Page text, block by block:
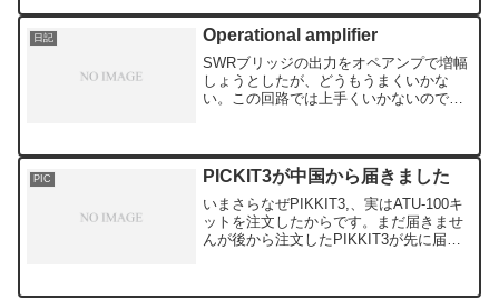
uBITXを作ることにしました。ただ作る
といってもケー...
日記 Operational amplifier
SWRブリッジの出力をオペアンプで増幅
しょうとしたが、どうもうまくいかな
い。この回路では上手くいかないので
を使うと入力がないとゼロ、入力にあわ
せて出力が出てきます。Re...
PIC PICKIT3が中国から届きました
いまさらなぜPIKKIT3,、実はATU-100キ
ットを注文したからです。まだ届きませ
んが後から注文したPIKKIT3が先に届き
X IPCに接続したところ認識さ...